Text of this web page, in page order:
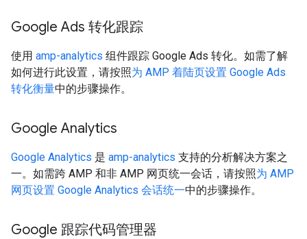
Google Ads 转化跟踪
使用 amp-analytics 组件跟踪 Google Ads 转化。如需了解
如何进行此设置，请按照为 AMP 着陆页设置 Google Ads
转化衡量中的步骤操作。
Google Analytics
Google Analytics 是 amp-analytics 支持的分析解决方案之
一。如需跨 AMP 和非 AMP 网页统一会话，请按照为 AMP
网页设置 Google Analytics 会话统一中的步骤操作。
Google 跟踪代码管理器